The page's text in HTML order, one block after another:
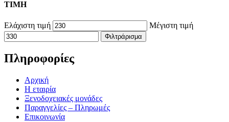
TIMH
Ελάχιστη τιμή Μέγιστη τιμή
Φιλτράρισμα
Πληροφορίες
Αρχική
Η εταιρία
Ξενοδοχειακές μονάδες
Παραγγελίες – Πληρωμές
Επικοινωνία